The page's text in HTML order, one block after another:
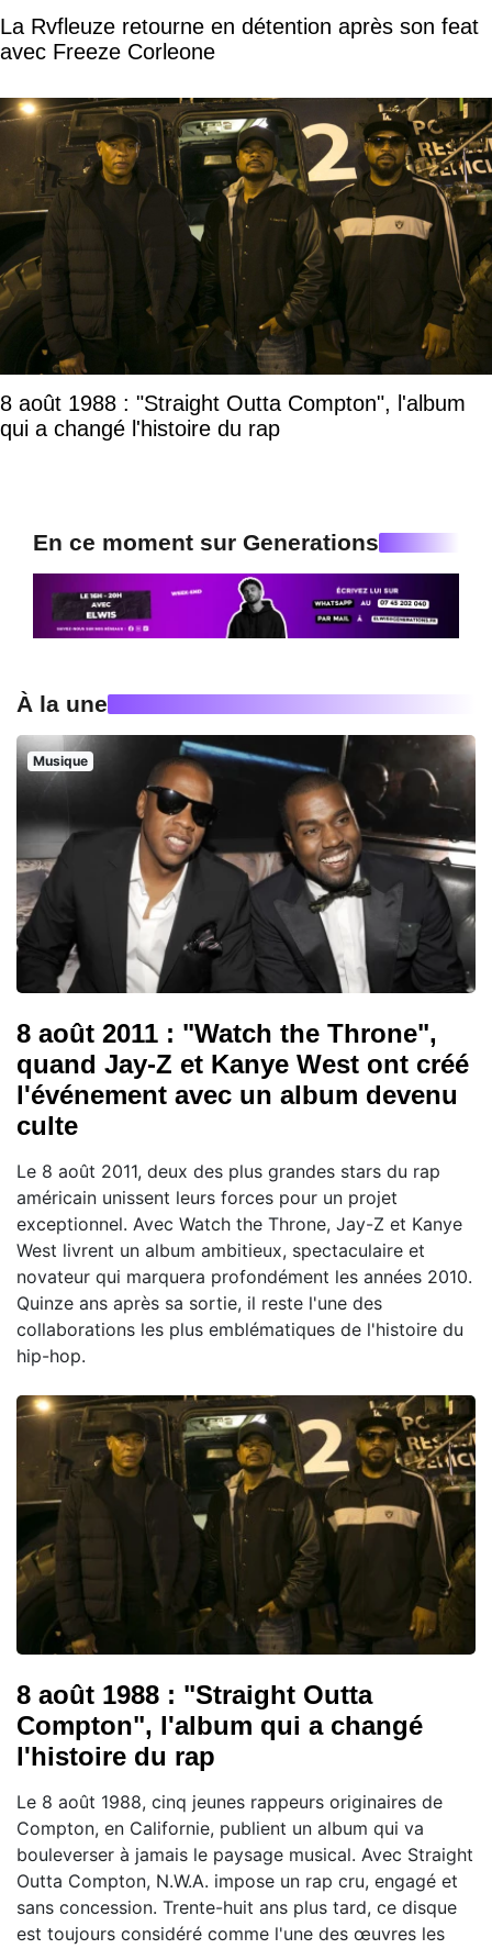
La Rvfleuze retourne en détention après son feat
avec Freeze Corleone
8 août 1988 : "Straight Outta Compton", l'album
qui a changé l'histoire du rap
En ce moment sur Generations
À la une
Musique
8 août 2011 : "Watch the Throne",
quand Jay-Z et Kanye West ont créé
l'événement avec un album devenu
culte
Le 8 août 2011, deux des plus grandes stars du rap
américain unissent leurs forces pour un projet
exceptionnel. Avec Watch the Throne, Jay-Z et Kanye
West livrent un album ambitieux, spectaculaire et
novateur qui marquera profondément les années 2010.
Quinze ans après sa sortie, il reste l'une des
collaborations les plus emblématiques de l'histoire du
hip-hop.
8 août 1988 : "Straight Outta
Compton", l'album qui a changé
l'histoire du rap
Le 8 août 1988, cinq jeunes rappeurs originaires de
Compton, en Californie, publient un album qui va
bouleverser à jamais le paysage musical. Avec Straight
Outta Compton, N.W.A. impose un rap cru, engagé et
sans concession. Trente-huit ans plus tard, ce disque
est toujours considéré comme l'une des œuvres les